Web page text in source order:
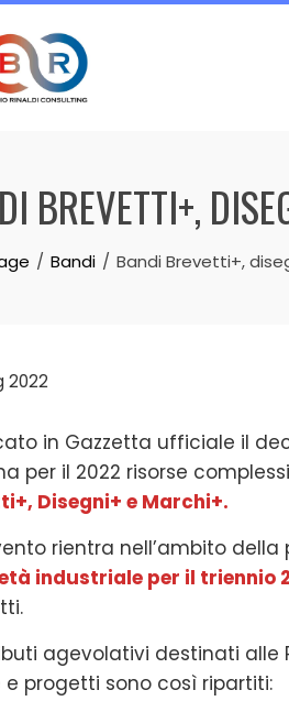
BREVETTI+,
Bandi Bandi Brevetti+,
2022
in Gazzetta ufficiale il
per il 2022 risorse
Disegni+ e Marchi+.
rientra nell’ambito
industriale per il triennio
agevolativi destinati alle
e progetti sono così ripartiti: